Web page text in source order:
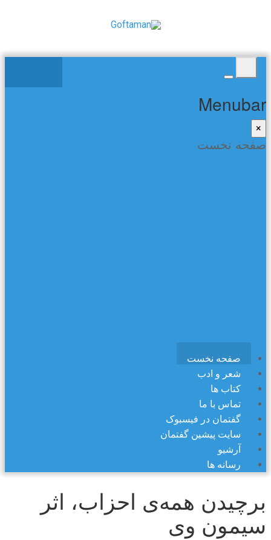
Menubar
×
صفحه نخست
صفحه نخست
شعر و ادب
کتاب ها
تماس با ما
گفتمان در فیسبوک
سایت پیشین گفتمان
آرشیو
رسانه ها
برچیدن همه‌ی احزاب، اثر
سیمون وی